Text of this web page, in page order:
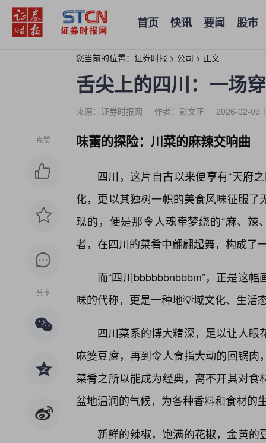
首页 快讯 要闻 股市
您当前的位置： 证券时报 > 公司 > 正文
舌尖上的四川：一场
来源：证券时报网 作者：彭文正 2026-02-09
点赞
分享
味蕾的探险：川菜的麻辣交响曲
四川，这片自古以来便享有“天府
化，更以其独树一帜的美食风味征服
现的，便是那令人魂牵梦绕的“麻、
者，在四川的菜肴中翩翩起舞，构成了
而“四川bbbbbbnbbbm”，正是这
味的代称，更是一种地💡域文化、生活
四川菜系的博大精深，足以让人
麻婆豆腐，再到令人食指大动的回锅
菜肴之所以能成为经典，离不开其对
盆地温润的气候，为各种香料和食材的
新鲜的辣椒，饱满的花椒，金黄的